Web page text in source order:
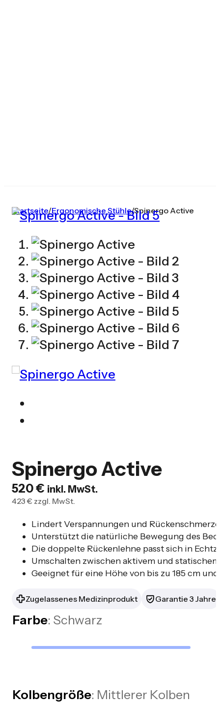
Startseite/Ergonomische Stühle/Spinergo Active
Spinergo Active
520€ inkl. MwSt.
423€ zzgl. MwSt.
Lindert Verspannungen und
Unterstützt die natürliche Bewegung des
Die doppelte Rückenlehne passt sich in
Umschalten zwischen aktivem und
Geeignet für eine Höhe von bis zu 185 cm
Zugelassenes Medizinprodukt Garantie 3 Jahre
Farbe: Schwarz
Kolbengröße: Mittlerer Kolben